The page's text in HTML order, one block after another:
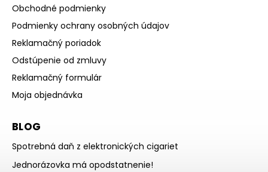
Obchodné podmienky
Podmienky ochrany osobných údajov
Reklamačný poriadok
Odstúpenie od zmluvy
Reklamačný formulár
Moja objednávka
BLOG
Spotrebná daň z elektronických cigariet
Jednorázovka má opodstatnenie!